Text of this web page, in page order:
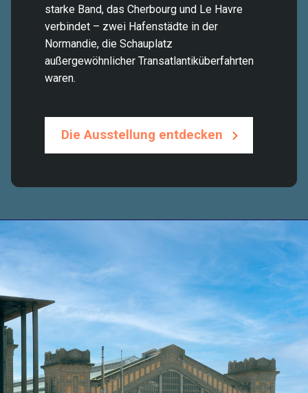
starke Band, das Cherbourg und Le Havre
verbindet – zwei Hafenstädte in der
Normandie, die Schauplatz
außergewöhnlicher Transatlantiküberfahrten
waren.
Die Ausstellung entdecken